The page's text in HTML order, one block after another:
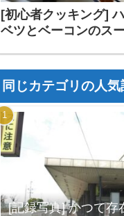
[初心者クッキング]
ベツとベーコンのス
同じカテゴリの人気
[記録写真] かつて存